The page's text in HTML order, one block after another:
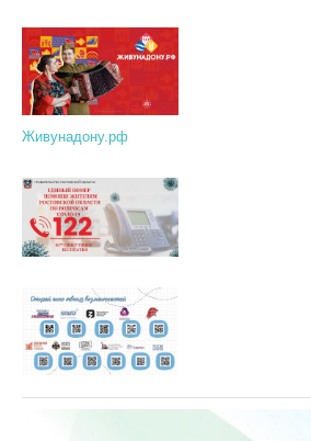
Живунадону.рф